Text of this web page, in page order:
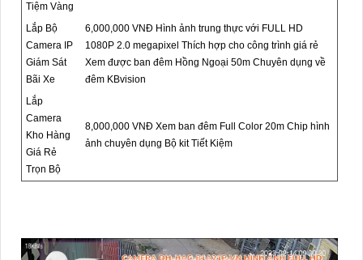
Tiệm Vàng
Lắp Bộ
Camera IP
Giám Sát
Bãi Xe
6,000,000 VNĐ Hình ảnh trung thực với FULL HD
1080P 2.0 megapixel Thích hợp cho công trình giá rẻ
Xem được ban đêm Hồng Ngoại 50m Chuyên dụng về
đêm KBvision
Lắp
Camera
Kho Hàng
Giá Rẻ
Trọn Bộ
8,000,000 VNĐ Xem ban đêm Full Color 20m Chip hình
ảnh chuyên dụng Bộ kit Tiết Kiệm